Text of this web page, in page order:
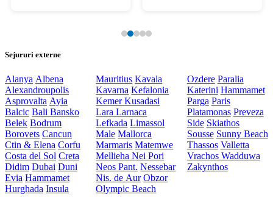
Sejururi externe
Alanya Albena
Alexandroupolis
Asprovalta Ayia
Balcic Bali Bansko
Belek Bodrum
Borovets Cancun
Ctin & Elena Corfu
Costa del Sol Creta
Didim Dubai Duni
Evia Hammamet
Hurghada Insula
Mauritius Kavala
Kavarna Kefalonia
KemerKusadasi
LaraLarnaca
Lefkada Limassol
Male Mallorca
Marmaris Matemwe
MelliehaNei Pori
Neos Pant. Nessebar
Nis. de Aur Obzor
Olympic Beach
Ozdere Paralia
Katerini Hammamet
Parga Paris
Platamonas Preveza
Side Skiathos
Sousse Sunny Beach
Thassos Valletta
Vrachos Wadduwa
Zakynthos